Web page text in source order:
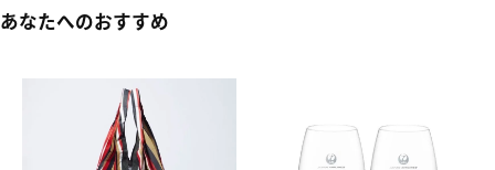
あなたへのおすすめ